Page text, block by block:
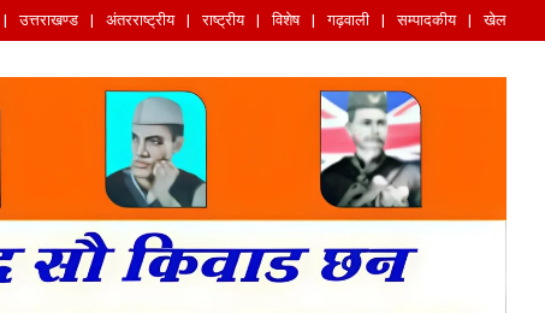
उत्तराखण्ड अंतरराष्ट्रीय राष्ट्रीय विशेष गढ़वाली सम्पादकीय खेल